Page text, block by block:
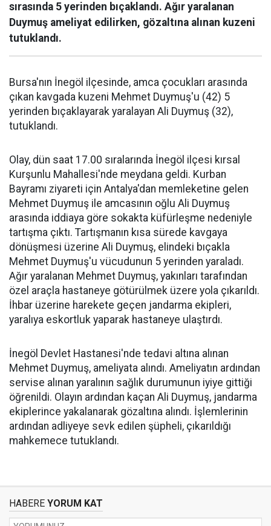
sırasında 5 yerinden bıçaklandı. Ağır yaralanan
Duymuş ameliyat edilirken, gözaltına alınan kuzeni
tutuklandı.
Bursa'nın İnegöl ilçesinde, amca çocukları arasında
çıkan kavgada kuzeni Mehmet Duymuş'u (42) 5
yerinden bıçaklayarak yaralayan Ali Duymuş (32),
tutuklandı.
Olay, dün saat 17.00 sıralarında İnegöl ilçesi kırsal
Kurşunlu Mahallesi'nde meydana geldi. Kurban
Bayramı ziyareti için Antalya'dan memleketine gelen
Mehmet Duymuş ile amcasının oğlu Ali Duymuş
arasında iddiaya göre sokakta küfürleşme nedeniyle
tartışma çıktı. Tartışmanın kısa sürede kavgaya
dönüşmesi üzerine Ali Duymuş, elindeki bıçakla
Mehmet Duymuş'u vücudunun 5 yerinden yaraladı.
Ağır yaralanan Mehmet Duymuş, yakınları tarafından
özel araçla hastaneye götürülmek üzere yola çıkarıldı.
İhbar üzerine harekete geçen jandarma ekipleri,
yaralıya eskortluk yaparak hastaneye ulaştırdı.
İnegöl Devlet Hastanesi'nde tedavi altına alınan
Mehmet Duymuş, ameliyata alındı. Ameliyatın ardından
servise alınan yaralının sağlık durumunun iyiye gittiği
öğrenildi. Olayın ardından kaçan Ali Duymuş, jandarma
ekiplerince yakalanarak gözaltına alındı. İşlemlerinin
ardından adliyeye sevk edilen şüpheli, çıkarıldığı
mahkemece tutuklandı.
HABERE YORUM KAT